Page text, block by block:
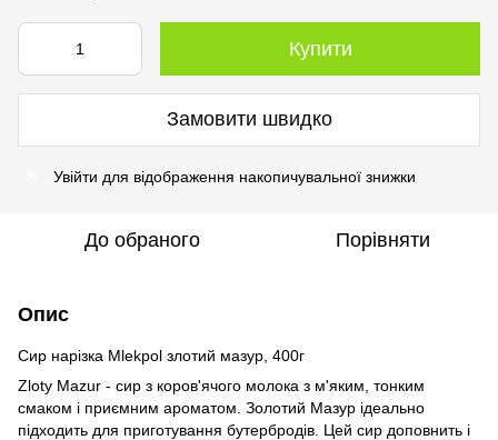
Купити
Замовити швидко
Увійти для відображення накопичувальної знижки
До обраного Порівняти
Опис
Сир нарізка Mlekpol злотий мазур, 400г
Zloty Mazur - сир з коров'ячого молока з м'яким, тонким
смаком і приємним ароматом. Золотий Мазур ідеально
підходить для приготування бутербродів. Цей сир доповнить і